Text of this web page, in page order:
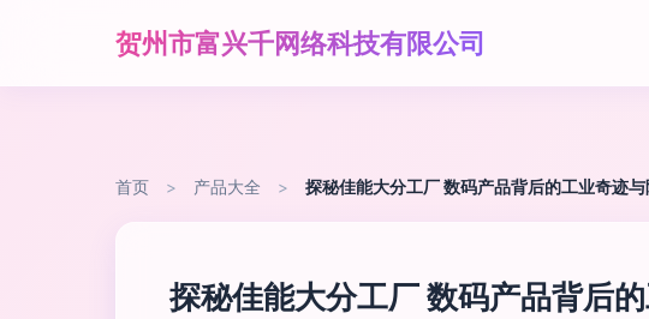
贺州市富兴千网络科技有限公司
首页 > 产品大全 > 探秘佳能大分工厂 数码产品背后的工业奇迹
探秘佳能大分工厂 数码产品背后